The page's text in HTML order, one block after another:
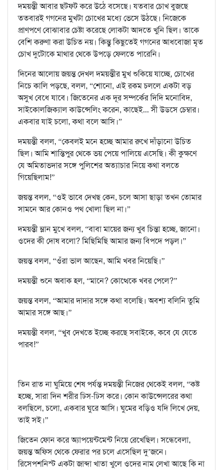
দময়ন্তী আবার ছটফট করে উঠে বসেছে। যতবার চোখ বুজছে
ততবারই গগনের মুখটা চোখের মধ্যে ভেসে উঠছে। নিজেকে
প্রাণপণে বোঝাবার চেষ্টা করেছে লোকটা আদতে খুনি ছিল। তাকে
বেশি করুণা করা উচিত নয়। কিন্তু কিছুতেই গগনের আধবোজা মৃত
চোখ দুটোকে মাথার থেকে উপড়ে ফেলতে পারেনি।
দিনের আলোয় জয়ন্ত দেখল দময়ন্তীর মুখ শুকিয়ে যাচ্ছে, চোখের
নিচে কালি পড়ছে, বলল, “শোনো, এই রকম চললে একটা বড়
অসুখ বেধে যাবে। জিতেনের এক দূর সম্পর্কের দিদি মনোবিদ,
সাইকোলজিক্যাল কাউন্সেলিং করেন, কাছেই... সী উডসে চেম্বার।
একবার যাই চলো, কথা বলে আসি।”
দময়ন্তী বলল, “কেবলই মনে হচ্ছে আমার রুখে দাঁড়ানো উচিত
ছিল। আমি শান্তিপুর থেকে ভয় পেয়ে পালিয়ে এসেছি। কী কুক্ষণে
যে অমিতাভদার সঙ্গে পুলিশের অত্যাচার নিয়ে কথা বলতে
গিয়েছিলাম!”
জয়ন্ত বলল, “ওই ভাবে দেখছ কেন, চলে আসা ছাড়া তখন তোমার
সামনে আর কোনও পথ খোলা ছিল না।”
দময়ন্তী ম্লান মুখে বলল, “বাবা মায়ের জন্য খুব চিন্তা হচ্ছে, জানো।
ওদের কী দোষ বলো? মিছিমিছি আমার জন্য বিপদে পড়ল।”
জয়ন্ত বলল, “ওঁরা ভাল আছেন, আমি খবর নিয়েছি।”
দময়ন্তী শুনে অবাক হল, “মানে? কোত্থেকে খবর পেলে?”
জয়ন্ত বলল, “আমার দাদার সঙ্গে কথা বলেছি। অবশ্য বলিনি তুমি
আমার সঙ্গে আছ।”
দময়ন্তী বলল, “খুব দেখতে ইচ্ছে করছে সবাইকে, কবে যে যেতে
পারব!”
তিন রাত না ঘুমিয়ে শেষ পর্যন্ত দময়ন্তী নিজের থেকেই বলল, “কষ্ট
হচ্ছে, সারা দিন শরীর ঢিস-ঢিস করে। কোন কাউন্সেলরের কথা
বলছিলে, চলো, একবার ঘুরে আসি। ঘুমের বড়িও যদি লিখে দেয়,
তাই সই।”
জিতেন ফোন করে অ্যাপয়েন্টমেন্ট নিয়ে রেখেছিল। সন্ধেবেলা,
জয়ন্ত অফিস থেকে ফেরার পর চলে এসেছিল দু’জনে।
রিসেপশনিস্ট একটা জাব্দা খাতা খুলে ওদের নাম লেখা আছে কি না